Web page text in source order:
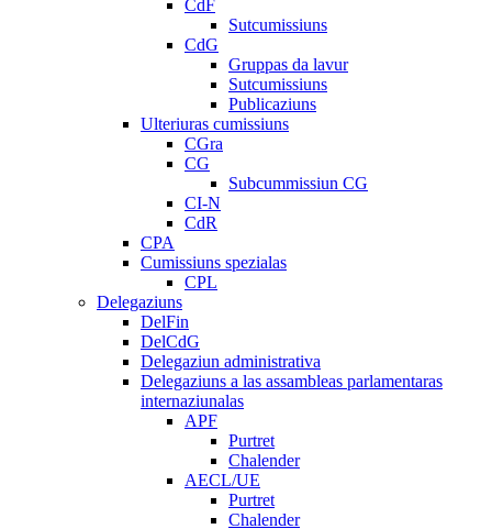
CdF
Sutcumissiuns
CdG
Gruppas da lavur
Sutcumissiuns
Publicaziuns
Ulteriuras cumissiuns
CGra
CG
Subcummissiun CG
CI-N
CdR
CPA
Cumissiuns spezialas
CPL
Delegaziuns
DelFin
DelCdG
Delegaziun administrativa
Delegaziuns a las assambleas parlamentaras
internaziunalas
APF
Purtret
Chalender
AECL/UE
Purtret
Chalender